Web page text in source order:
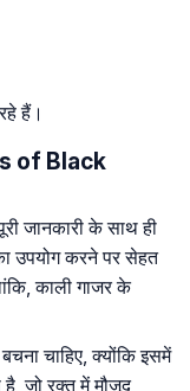
हैं।
of Black
जानकारी के साथ ही
उपयोग करने पर सेहत
काली गाजर के
चाहिए, क्योंकि इसमें
है, जो रक्त में मौजूद